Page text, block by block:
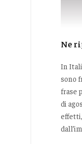
Ne
In
sono
frase
di